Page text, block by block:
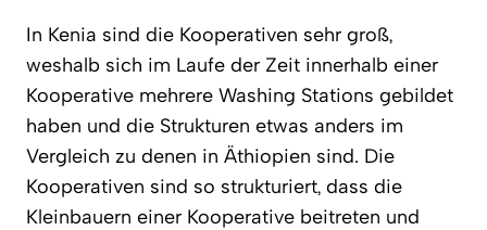
In Kenia sind die Kooperativen sehr groß,
weshalb sich im Laufe der Zeit innerhalb einer
Kooperative mehrere Washing Stations gebildet
haben und die Strukturen etwas anders im
Vergleich zu denen in Äthiopien sind. Die
Kooperativen sind so strukturiert, dass die
Kleinbauern einer Kooperative beitreten und